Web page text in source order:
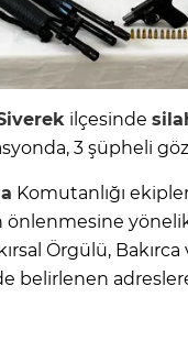
ilçesinde
3 şüpheli
Komutanlığı
önlenmesine
Örgülü,
belirlenen